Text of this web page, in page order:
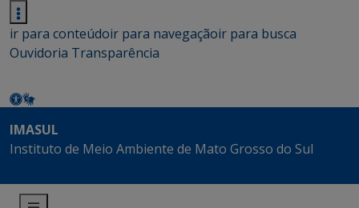
ir para conteúdoir para navegaçãoir para busca
Ouvidoria Transparência
IMASUL
Instituto de Meio Ambiente de Mato Grosso do Sul